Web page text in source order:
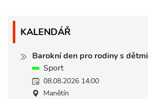
KALENDÁŘ
Barokní den pro rodiny s dětmi
Sport
08.08.2026 14:00
Manětín